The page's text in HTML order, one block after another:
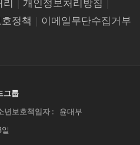
리 | 개인정보처리방침 |
정책 | 이메일무단수집거부
그룹
년보호책임자 :
윤대부